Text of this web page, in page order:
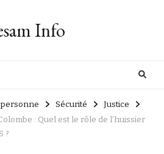
Info
personne Sécurité
Justice
: Quel est le rôle de l’huissier
?